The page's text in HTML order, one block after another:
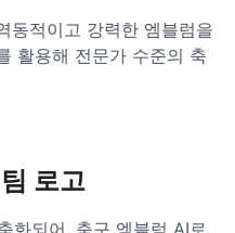
동적이고 강력한 엠블럼을
활용해 전문가 수준의 축
로고
화되어, 축구 엠블럼 AI로